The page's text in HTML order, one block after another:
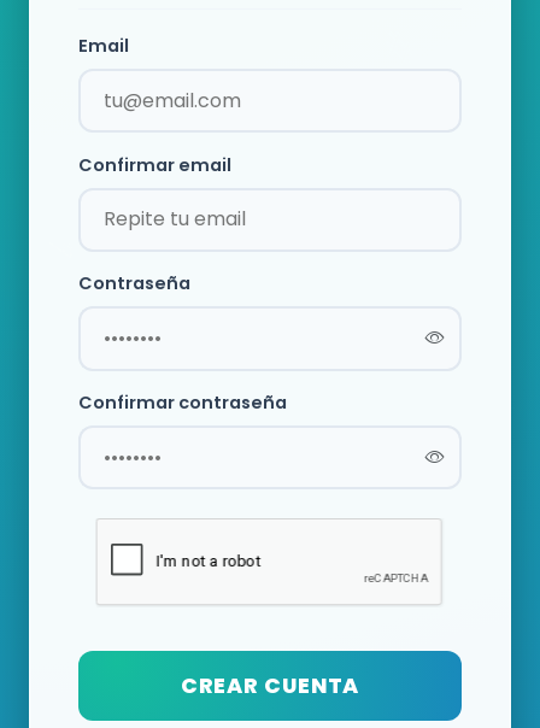
Email
Confirmar email
Contraseña
Confirmar contraseña
CREAR CUENTA